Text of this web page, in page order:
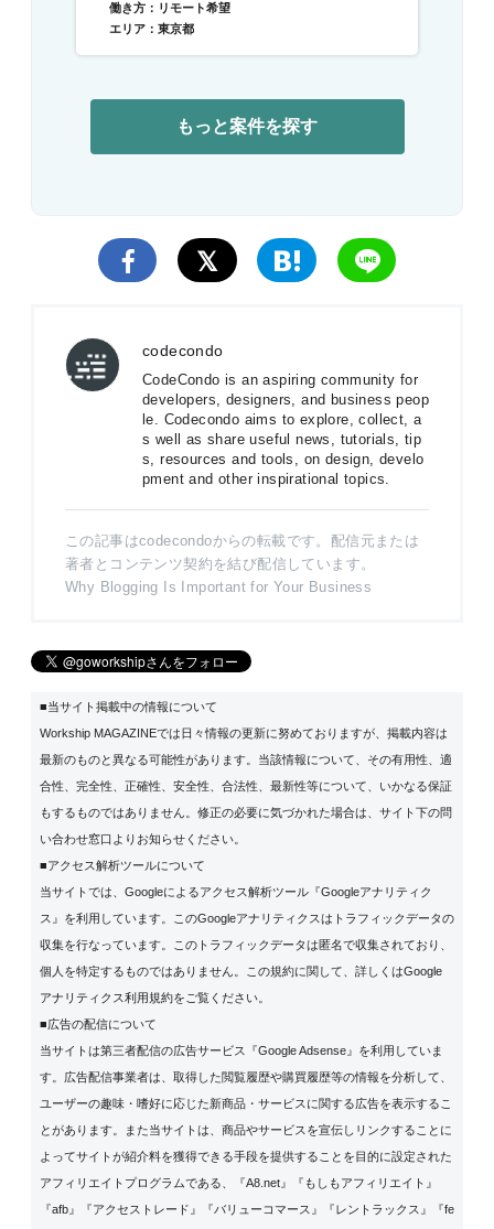
働き方：リモート希望
エリア：東京都
もっと案件を探す
codecondo
CodeCondo is an aspiring community for
developers, designers, and business peop
le. Codecondo aims to explore, collect, a
s well as share useful news, tutorials, tip
s, resources and tools, on design, develo
pment and other inspirational topics.
この記事はcodecondoからの転載です。配信元または
著者とコンテンツ契約を結び配信しています。
Why Blogging Is Important for Your Business
■当サイト掲載中の情報について
Workship MAGAZINEでは日々情報の更新に努めておりますが、掲載内容は
最新のものと異なる可能性があります。当該情報について、その有用性、適
合性、完全性、正確性、安全性、合法性、最新性等について、いかなる保証
もするものではありません。修正の必要に気づかれた場合は、サイト下の問
い合わせ窓口よりお知らせください。
■アクセス解析ツールについて
当サイトでは、Googleによるアクセス解析ツール『Googleアナリティク
ス』を利用しています。このGoogleアナリティクスはトラフィックデータの
収集を行なっています。このトラフィックデータは匿名で収集されており、
個人を特定するものではありません。この規約に関して、詳しくはGoogle
アナリティクス利用規約をご覧ください。
■広告の配信について
当サイトは第三者配信の広告サービス『Google Adsense』を利用していま
す。広告配信事業者は、取得した閲覧履歴や購買履歴等の情報を分析して、
ユーザーの趣味・嗜好に応じた新商品・サービスに関する広告を表示するこ
とがあります。また当サイトは、商品やサービスを宣伝しリンクすることに
よってサイトが紹介料を獲得できる手段を提供することを目的に設定された
アフィリエイトプログラムである、『A8.net』『もしもアフィリエイト』
『afb』『アクセストレード』『バリューコマース』『レントラックス』『fe